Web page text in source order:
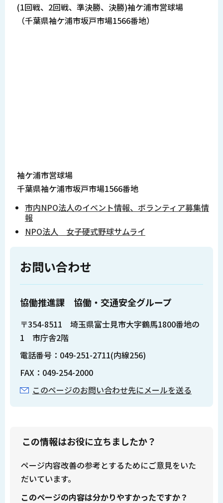
(1回戦、2回戦、準決勝、決勝)袖ケ浦市営球場
（千葉県袖ケ浦市坂戸市場1566番地）
袖ケ浦市営球場
千葉県袖ケ浦市坂戸市場1566番地
市内NPO法人のイベント情報、ボランティア募集情
報
NPO法人 女子硬式野球サムライ
お問い合わせ
協働推進課 協働・交通安全グループ
〒354-8511 埼玉県富士見市大字鶴馬1800番地の
1 市庁舎2階
電話番号：049-251-2711(内線256)
FAX：049-254-2000
このページのお問い合わせ先にメールを送る
この情報はお役に立ちましたか？
ページ内容改善の参考とするためにご意見をいた
だいています。
このページの内容は分かりやすかったですか？